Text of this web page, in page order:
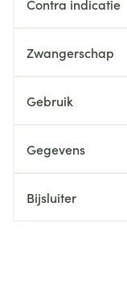
Contra indicatie
Zwangerschap
Gebruik
Gegevens
Bijsluiter